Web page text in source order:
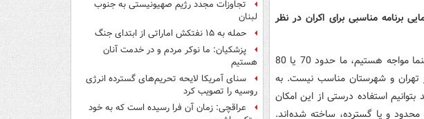
برنامه مناسبی برای اکران در نظر
ما در ایران با یک عرصه محدود نمایش و تعداد محدود سینما مواجه هستیم، ما حدود 70 یا 80
تهران و شهرستان مناسب نیست. به
استفاده درستی از این امکان
و یا گسترده، ساخته شده اند.
تجاوزات مجدد رژیم صهیونیستی به جنوب
لبنان
حمله به ۱۵ نفتکش‌ اماراتی از ابتدای جنگ
پزشکیان: ما نوکر مردم و در خدمت آنان
هستیم
سنای آمریکا لایحه تحریم‌های گسترده انرژی
روسیه را تصویب کرد
عراقچی: زمان آن فرا رسیده است که به خود